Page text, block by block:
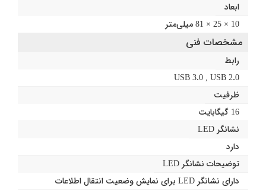
ابعاد
10 × 25 × 81 میلی‌متر
مشخصات فنی
رابط
USB 3.0 , USB 2.0
ظرفیت
16 گیگابایت
نشانگر LED
دارد
توضیحات نشانگر LED
دارای نشانگر LED برای نمایش وضعیت انتقال اطلاعات